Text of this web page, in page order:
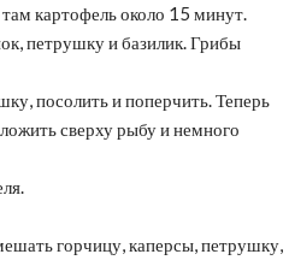
картофель около 15 минут.
петрушку и базилик. Грибы
посолить и поперчить. Теперь
сверху рыбу и немного
горчицу, каперсы, петрушку,